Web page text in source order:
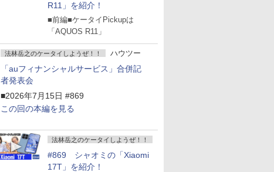
R11」を紹介！
■前編■ケータイPickupは
「AQUOS R11」
法林岳之のケータイしようぜ！！ ハウツー
「auフィナンシャルサービス」合併記
者発表会
■2026年7月15日 #869
この回の本編を見る
法林岳之のケータイしようぜ！！
#869 シャオミの「Xiaomi
17T」を紹介！